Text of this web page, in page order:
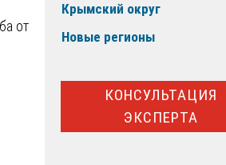
от
Крымский округ
Новые регионы
КОНСУЛЬТАЦИЯ
ЭКСПЕРТА